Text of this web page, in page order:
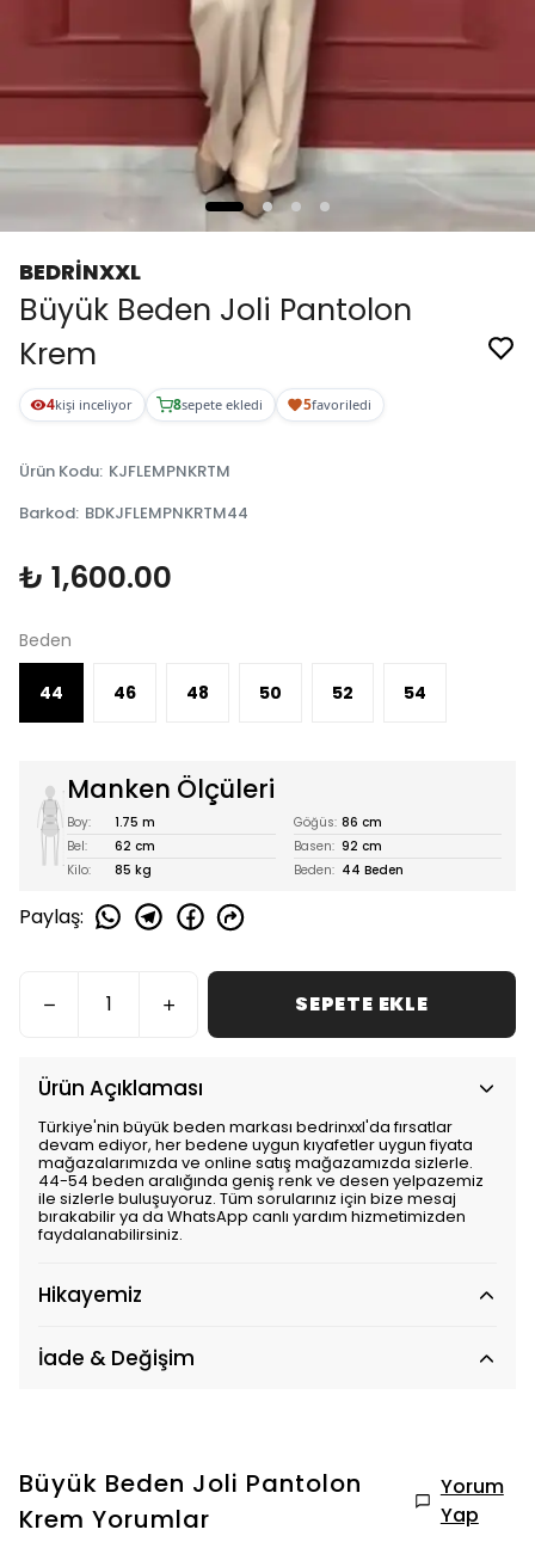
BEDRİNXXL
Büyük Beden Joli Pantolon
Krem
4kişi inceliyor 8sepete ekledi 5favoriledi
Ürün Kodu: KJFLEMPNKRTM
Barkod: BDKJFLEMPNKRTM44
₺ 1,600.00
Beden
44 46 48 50 52 54
Manken Ölçüleri
Boy: 1.75 m Göğüs: 86 cm
Bel:
62 cm Basen: 92 cm
Kilo:
85 kg Beden: 44 Beden
Paylaş:
SEPETE EKLE
Ürün Açıklaması
Türkiye'nin büyük beden markası bedrinxxl'da fırsatlar
devam ediyor, her bedene uygun kıyafetler uygun fiyata
mağazalarımızda ve online satış mağazamızda sizlerle.
44-54 beden aralığında geniş renk ve desen yelpazemiz
ile sizlerle buluşuyoruz. Tüm sorularınız için bize mesaj
bırakabilir ya da WhatsApp canlı yardım hizmetimizden
faydalanabilirsiniz.
Hikayemiz
İade & Değişim
Büyük Beden Joli Pantolon
Krem Yorumlar
Yorum
Yap